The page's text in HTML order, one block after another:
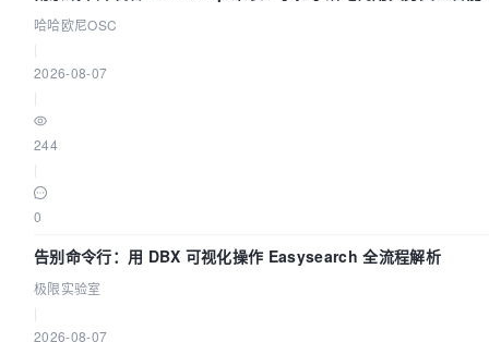
哈哈欧尼OSC
2026-08-07
244
0
告别命令行：用 DBX 可视化操作 Easysearch 全流程解析
极限实验室
2026-08-07